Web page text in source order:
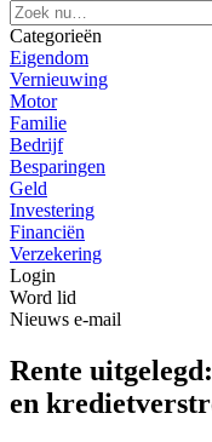
Categorieën
Eigendom
Vernieuwing
Motor
Familie
Bedrijf
Besparingen
Geld
Investering
Financiën
Verzekering
Login
Word lid
Nieuws e-mail
Rente
en